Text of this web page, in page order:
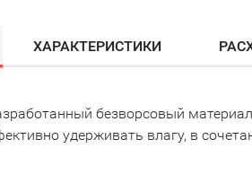
ХАРАКТЕРИСТИКИ
безворсовый
удерживать влагу, в